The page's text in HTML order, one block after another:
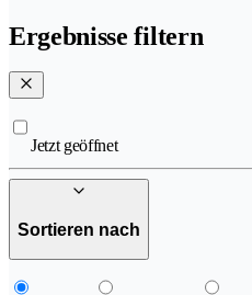
Ergebnisse filtern
Jetzt geöffnet
Sortieren nach